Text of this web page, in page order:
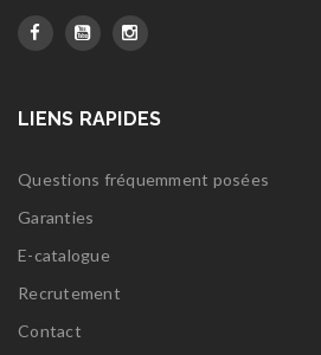
LIENS RAPIDES
Questions fréquemment posées
Garanties
E-catalogue
Recrutement
Contact